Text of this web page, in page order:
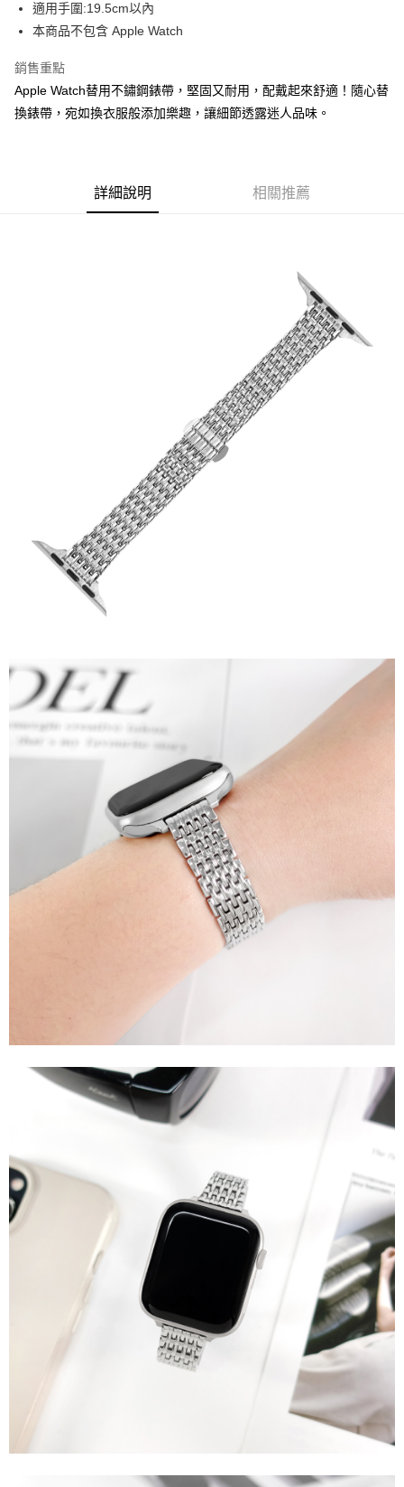
悠遊付
Google Pay
ATM付款
每筆NT$60，滿NT$1,000(含以上)免運費
每筆NT$80，滿NT$1,000(含以上)免運費
適用手圍:19.5cm以內
本商品不包含 Apple Watch
銷售重點
Apple Watch替用不鏽鋼錶帶，堅固又耐用，配戴起來舒適！隨心替
換錶帶，宛如換衣服般添加樂趣，讓細節透露迷人品味。
詳細說明 相關推薦